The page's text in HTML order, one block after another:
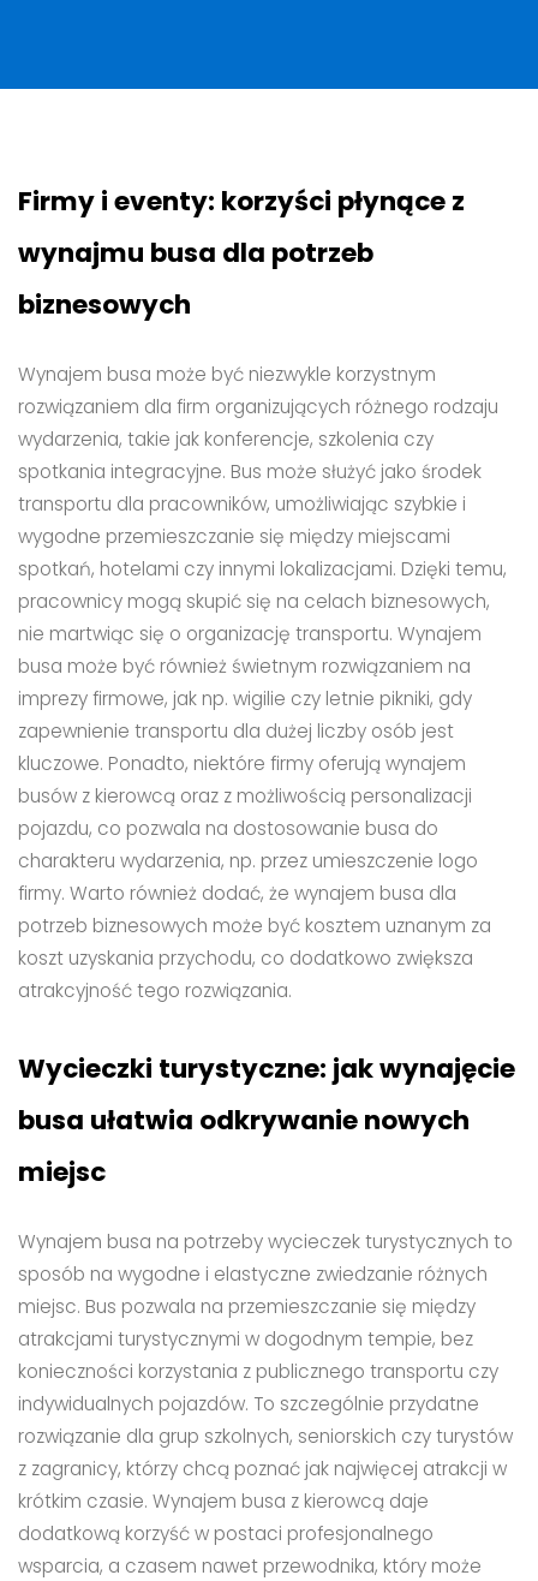
Firmy i eventy: korzyści płynące z
wynajmu busa dla potrzeb
biznesowych
Wynajem busa może być niezwykle korzystnym
rozwiązaniem dla firm organizujących różnego rodzaju
wydarzenia, takie jak konferencje, szkolenia czy
spotkania integracyjne. Bus może służyć jako środek
transportu dla pracowników, umożliwiając szybkie i
wygodne przemieszczanie się między miejscami
spotkań, hotelami czy innymi lokalizacjami. Dzięki temu,
pracownicy mogą skupić się na celach biznesowych,
nie martwiąc się o organizację transportu. Wynajem
busa może być również świetnym rozwiązaniem na
imprezy firmowe, jak np. wigilie czy letnie pikniki, gdy
zapewnienie transportu dla dużej liczby osób jest
kluczowe. Ponadto, niektóre firmy oferują wynajem
busów z kierowcą oraz z możliwością personalizacji
pojazdu, co pozwala na dostosowanie busa do
charakteru wydarzenia, np. przez umieszczenie logo
firmy. Warto również dodać, że wynajem busa dla
potrzeb biznesowych może być kosztem uznanym za
koszt uzyskania przychodu, co dodatkowo zwiększa
atrakcyjność tego rozwiązania.
Wycieczki turystyczne: jak wynajęcie
busa ułatwia odkrywanie nowych
miejsc
Wynajem busa na potrzeby wycieczek turystycznych to
sposób na wygodne i elastyczne zwiedzanie różnych
miejsc. Bus pozwala na przemieszczanie się między
atrakcjami turystycznymi w dogodnym tempie, bez
konieczności korzystania z publicznego transportu czy
indywidualnych pojazdów. To szczególnie przydatne
rozwiązanie dla grup szkolnych, seniorskich czy turystów
z zagranicy, którzy chcą poznać jak najwięcej atrakcji w
krótkim czasie. Wynajem busa z kierowcą daje
dodatkową korzyść w postaci profesjonalnego
wsparcia, a czasem nawet przewodnika, który może